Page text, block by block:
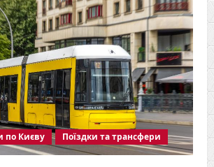
по Києву Поїздки та трансфери